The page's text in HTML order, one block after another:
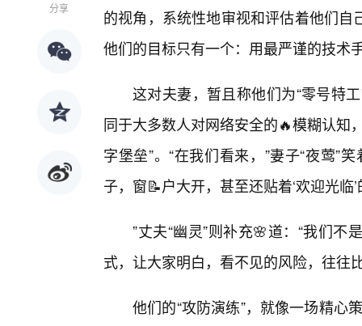
分享
的视角，系统性地审视和评估着他们
他们的目标只有一个：用最严谨的技术
这对夫妻，暂且称他们为“零号特
同于大多数人对网络安全的🔥模糊认知
字堡垒”。“在我们看来，”妻子“夜莺”
子，窗📝户大开，甚至还贴着‘欢迎光临
”丈夫“幽灵”则补充🌸道：“我们
式，让大家明白，看不见的风险，往往
他们的“攻防演练”，就像一场精心